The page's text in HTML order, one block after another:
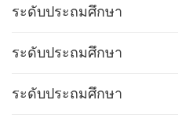
ระดับประถมศึกษา
ระดับประถมศึกษา
ระดับประถมศึกษา